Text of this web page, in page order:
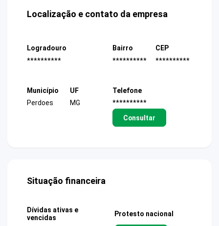
Localização e contato da empresa
Logradouro
**********
Bairro
**********
CEP
**********
Município
Perdoes
UF
MG
Telefone
**********
Consultar
Situação financeira
Dívidas ativas e
vencidas
Protesto nacional